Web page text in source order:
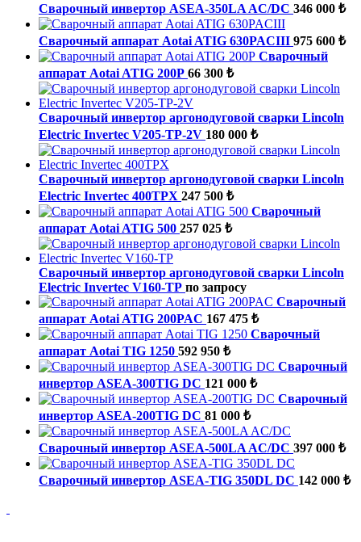
Сварочный инвертор ASEA-350LA AC/DC 346 000 ₺
Сварочный аппарат Aotai ATIG 630PACIII 975 600 ₺
Сварочный
аппарат Aotai ATIG 200P 66 300 ₺
Сварочный инвертор аргонодуговой сварки Lincoln
Electric Invertec V205-TP-2V 180 000 ₺
Сварочный инвертор аргонодуговой сварки Lincoln
Electric Invertec 400TPX 247 500 ₺
Сварочный
аппарат Aotai ATIG 500 257 025 ₺
Сварочный инвертор аргонодуговой сварки Lincoln
Electric Invertec V160-TP по запросу
Сварочный
аппарат Aotai ATIG 200PAC 167 475 ₺
Сварочный
аппарат Aotai TIG 1250 592 950 ₺
Сварочный
инвертор ASEA-300TIG DC 121 000 ₺
Сварочный
инвертор ASEA-200TIG DC 81 000 ₺
Сварочный инвертор ASEA-500LA AC/DC 397 000 ₺
Сварочный инвертор ASEA-TIG 350DL DC 142 000 ₺